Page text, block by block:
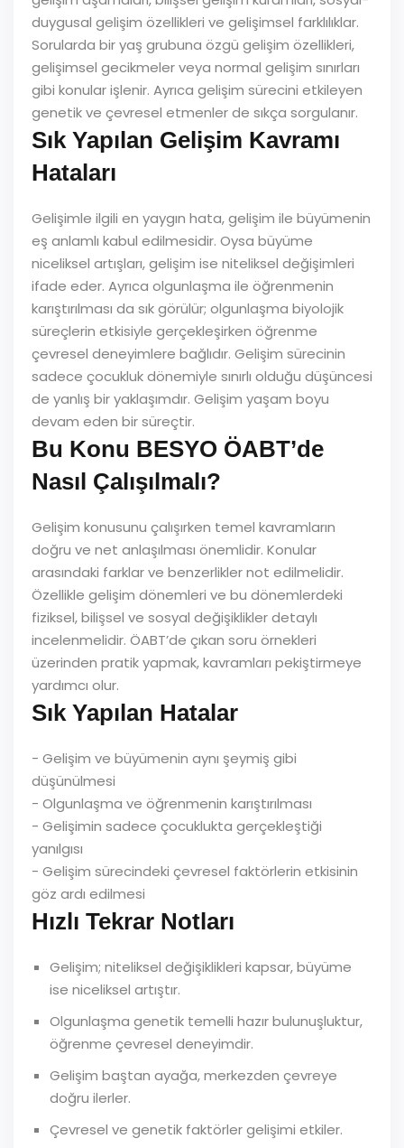
duygusal gelişim özellikleri ve gelişimsel farklılıklar.
Sorularda bir yaş grubuna özgü gelişim özellikleri,
gelişimsel gecikmeler veya normal gelişim sınırları
gibi konular işlenir. Ayrıca gelişim sürecini etkileyen
genetik ve çevresel etmenler de sıkça sorgulanır.
Sık Yapılan Gelişim Kavramı
Hataları
Gelişimle ilgili en yaygın hata, gelişim ile büyümenin
eş anlamlı kabul edilmesidir. Oysa büyüme
niceliksel artışları, gelişim ise niteliksel değişimleri
ifade eder. Ayrıca olgunlaşma ile öğrenmenin
karıştırılması da sık görülür; olgunlaşma biyolojik
süreçlerin etkisiyle gerçekleşirken öğrenme
çevresel deneyimlere bağlıdır. Gelişim sürecinin
sadece çocukluk dönemiyle sınırlı olduğu düşüncesi
de yanlış bir yaklaşımdır. Gelişim yaşam boyu
devam eden bir süreçtir.
Bu Konu BESYO ÖABT’de
Nasıl Çalışılmalı?
Gelişim konusunu çalışırken temel kavramların
doğru ve net anlaşılması önemlidir. Konular
arasındaki farklar ve benzerlikler not edilmelidir.
Özellikle gelişim dönemleri ve bu dönemlerdeki
fiziksel, bilişsel ve sosyal değişiklikler detaylı
incelenmelidir. ÖABT’de çıkan soru örnekleri
üzerinden pratik yapmak, kavramları pekiştirmeye
yardımcı olur.
Sık Yapılan Hatalar
- Gelişim ve büyümenin aynı şeymiş gibi
düşünülmesi
- Olgunlaşma ve öğrenmenin karıştırılması
- Gelişimin sadece çocuklukta gerçekleştiği
yanılgısı
- Gelişim sürecindeki çevresel faktörlerin etkisinin
göz ardı edilmesi
Hızlı Tekrar Notları
Gelişim; niteliksel değişiklikleri kapsar, büyüme
ise niceliksel artıştır.
Olgunlaşma genetik temelli hazır bulunuşluktur,
öğrenme çevresel deneyimdir.
Gelişim baştan ayağa, merkezden çevreye
doğru ilerler.
Çevresel ve genetik faktörler gelişimi etkiler.